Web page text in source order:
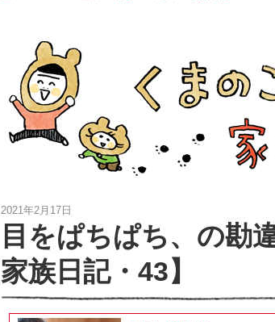
2021年2月17日
目をぱちぱち、の勘
家族日記・43】